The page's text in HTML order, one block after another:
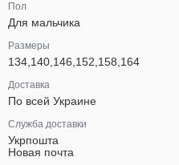
Пол
Для мальчика
Размеры
134,140,146,152,158,164
Доставка
По всей Украине
Служба доставки
Укрпошта
Новая почта